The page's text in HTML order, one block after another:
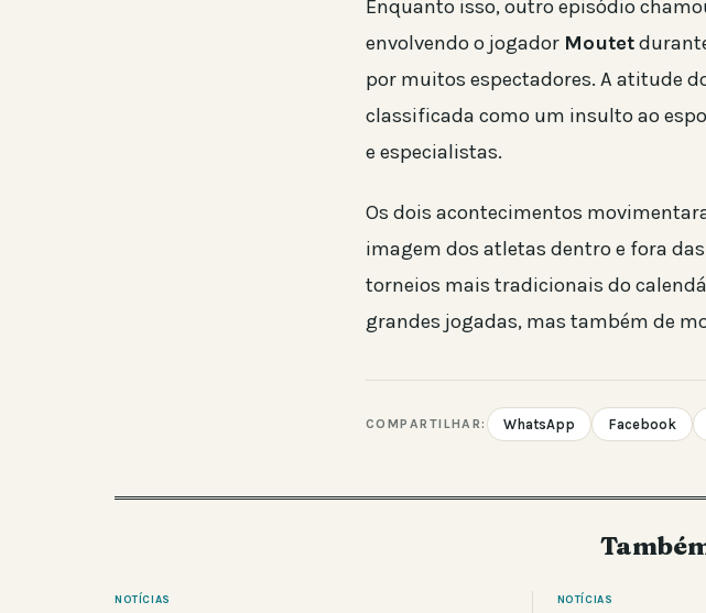
Enquanto isso, outro episódio
envolvendo o jogador Moutet
por muitos espectadores. A atitude
classificada como um insulto ao
e especialistas.
Os dois acontecimentos
imagem dos atletas dentro e fora
torneios mais tradicionais do
grandes jogadas, mas também de
COMPARTILHAR: WhatsApp Facebook
NOTÍCIAS NOTÍCIAS